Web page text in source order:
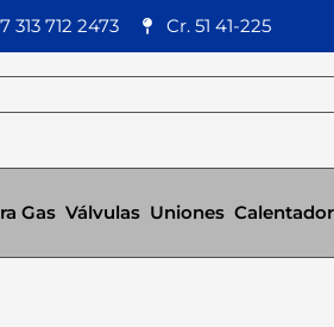
313 712 2473 Cr. 51 41-225
Gas Válvulas Uniones